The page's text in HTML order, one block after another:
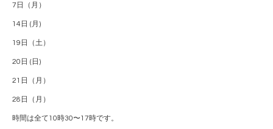
7日（月）
14日 (月)
19日（土）
20日 (日)
21日（月）
28日（月）
時間は全て10時30〜17時です。